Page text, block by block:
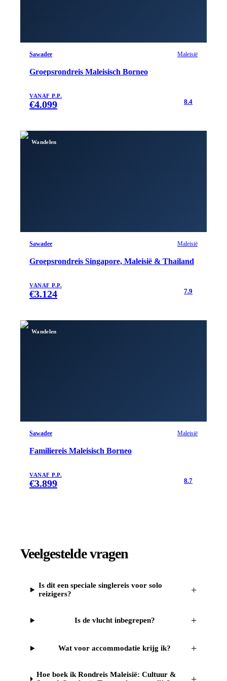
Sawadee Maleisië
Groepsrondreis Maleisisch Borneo
VANAF P.P.
€4.099 8.4
Wandelen
Sawadee Maleisië
Groepsrondreis Singapore, Maleisië & Thailand
VANAF P.P.
€3.124 7.9
Wandelen
Sawadee Maleisië
Familiereis Maleisisch Borneo
VANAF P.P.
€3.899 8.7
Veelgestelde vragen
Is dit een speciale singlereis voor solo
reizigers?
+
Is de vlucht inbegrepen? +
Wat voor accommodatie krijg ik? +
Hoe boek ik Rondreis Maleisië: Cultuur &
+